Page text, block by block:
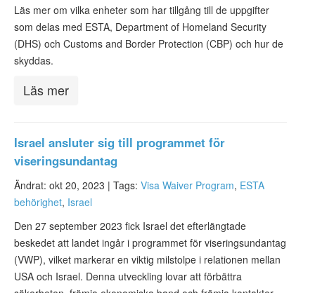
ESTA-status
ESTA Artiklar
Läs mer om vilka enheter som har tillgång till de uppgifter
som delas med ESTA, Department of Homeland Security
(DHS) och Customs and Border Protection (CBP) och hur de
skyddas.
Läs mer
Israel ansluter sig till programmet för
viseringsundantag
Ändrat: okt 20, 2023 | Tags: Visa Waiver Program, ESTA
behörighet, Israel
Den 27 september 2023 fick Israel det efterlängtade
beskedet att landet ingår i programmet för viseringsundantag
(VWP), vilket markerar en viktig milstolpe i relationen mellan
USA och Israel. Denna utveckling lovar att förbättra